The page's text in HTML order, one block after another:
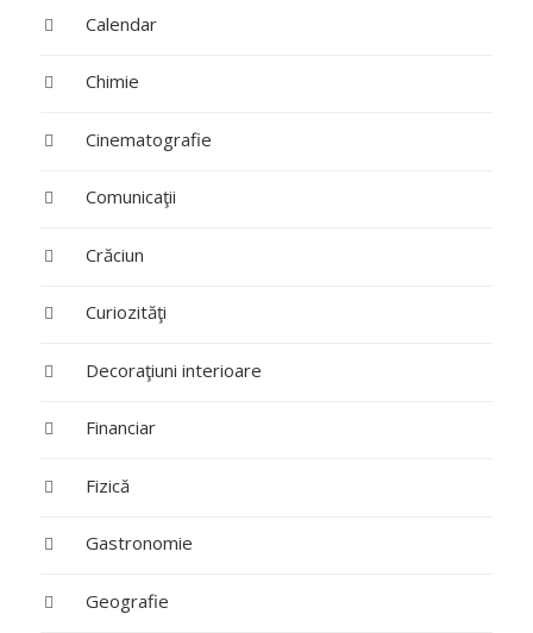
Calendar
Chimie
Cinematografie
Comunicaţii
Crăciun
Curiozităţi
Decoraţiuni interioare
Financiar
Fizică
Gastronomie
Geografie